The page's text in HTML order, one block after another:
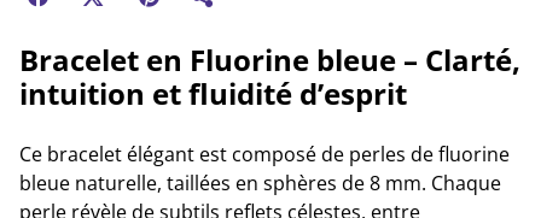
Bracelet en Fluorine bleue – Clarté,
intuition et fluidité d’esprit
Ce bracelet élégant est composé de perles de fluorine
bleue naturelle, taillées en sphères de 8 mm. Chaque
perle révèle de subtils reflets célestes, entre